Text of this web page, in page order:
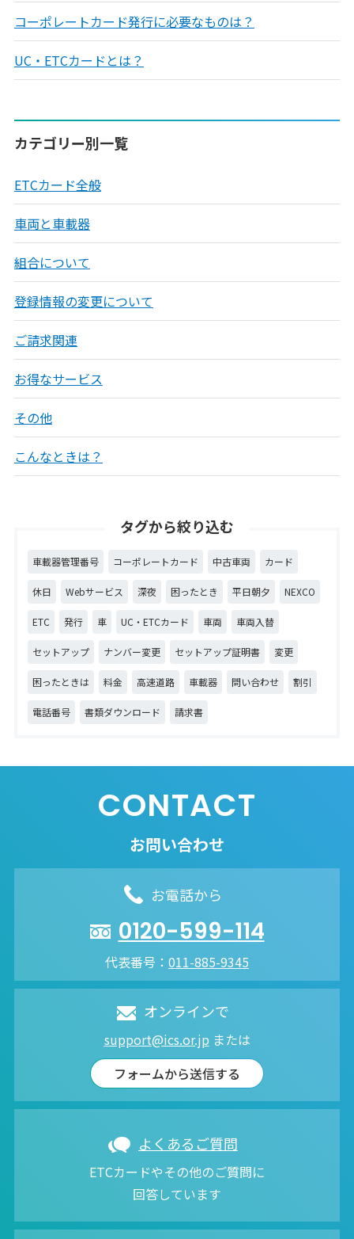
コーポレートカード発行に必要なものは？
UC・ETCカードとは？
カテゴリー別一覧
ETCカード全般
車両と車載器
組合について
登録情報の変更について
ご請求関連
お得なサービス
その他
こんなときは？
タグから絞り込む
車載器管理番号 コーポレートカード 中古車両 カード
休日 Webサービス 深夜 困ったとき 平日朝夕 NEXCO
ETC 発行 車 UC・ETCカード 車両 車両入替
セットアップ ナンバー変更 セットアップ証明書 変更
困ったときは 料金 高速道路 車載器 問い合わせ 割引
電話番号 書類ダウンロード 請求書
CONTACT
お問い合わせ
お電話から
0120-599-114
代表番号： 011-885-9345
オンラインで
support@ics.or.jp または
フォームから送信する
よくあるご質問
ETCカードやその他のご質問に
回答しています